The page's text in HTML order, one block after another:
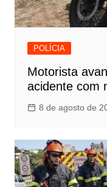
POLÍCIA
Motorista
acidente com
8 de agosto de